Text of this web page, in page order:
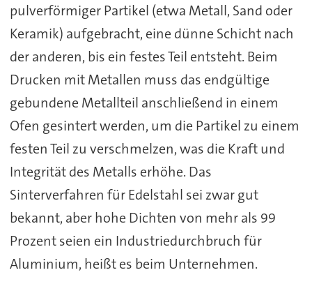
pulverförmiger Partikel (etwa Metall, Sand oder
Keramik) aufgebracht, eine dünne Schicht nach
der anderen, bis ein festes Teil entsteht. Beim
Drucken mit Metallen muss das endgültige
gebundene Metallteil anschließend in einem
Ofen gesintert werden, um die Partikel zu einem
festen Teil zu verschmelzen, was die Kraft und
Integrität des Metalls erhöhe. Das
Sinterverfahren für Edelstahl sei zwar gut
bekannt, aber hohe Dichten von mehr als 99
Prozent seien ein Industriedurchbruch für
Aluminium, heißt es beim Unternehmen.